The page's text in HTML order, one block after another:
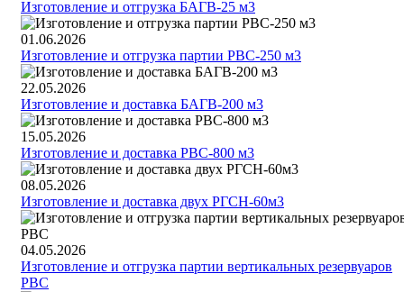
Изготовление и отгрузка БАГВ-25 м3
01.06.2026
Изготовление и отгрузка партии РВС-250 м3
22.05.2026
Изготовление и доставка БАГВ-200 м3
15.05.2026
Изготовление и доставка РВС-800 м3
08.05.2026
Изготовление и доставка двух РГСН-60м3
04.05.2026
Изготовление и отгрузка партии вертикальных резервуаров
РВС